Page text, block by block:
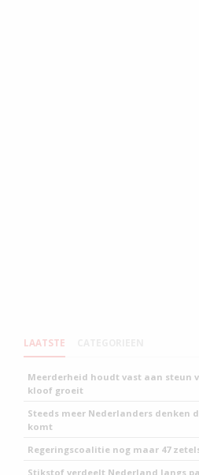
LAATSTE
Meerderheid houdt vast aan steun
kloof groeit
Steeds meer Nederlanders denken
komt
Regeringscoalitie nog maar 47
Stikstof verdeelt Nederland langs